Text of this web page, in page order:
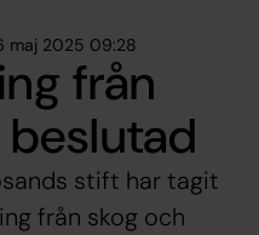
maj 2025 09:28
från
stift har tagit
från skog och